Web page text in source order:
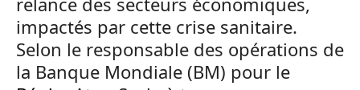
impactés par cette crise sanitaire.
Selon le responsable des opérations de
la Banque Mondiale (BM) pour le